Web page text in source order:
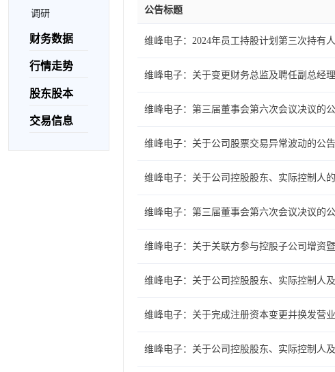
调研
财务数据
行情走势
股东股本
交易信息
公告标题
维峰电子：2024年员工持股计划第三次持有
维峰电子：关于变更财务总监及聘任副总经
维峰电子：第三届董事会第六次会议决议的
维峰电子：关于公司股票交易异常波动的公告
维峰电子：关于公司控股股东、实际控制人
维峰电子：第三届董事会第六次会议决议的
维峰电子：关于关联方参与控股子公司增资
维峰电子：关于公司控股股东、实际控制人
维峰电子：关于完成注册资本变更并换发营
维峰电子：关于公司控股股东、实际控制人